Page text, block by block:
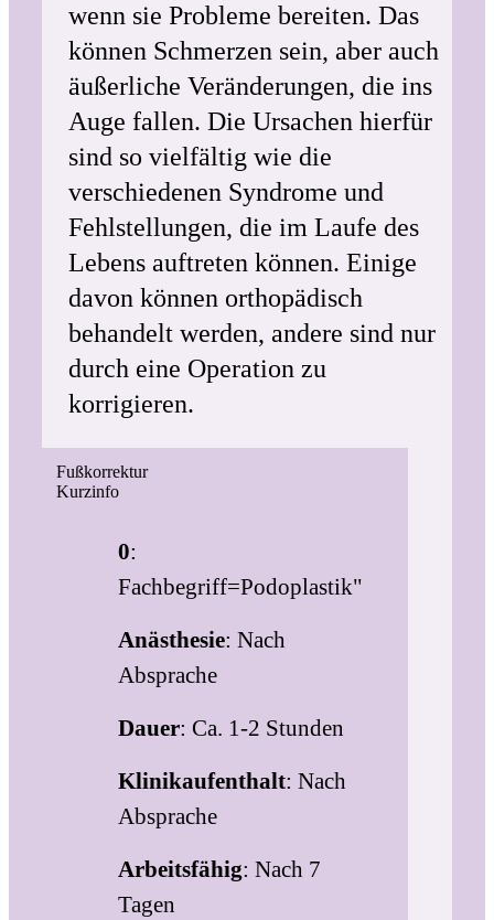
wenn sie Probleme bereiten. Das
können Schmerzen sein, aber auch
äußerliche Veränderungen, die ins
Auge fallen. Die Ursachen hierfür
sind so vielfältig wie die
verschiedenen Syndrome und
Fehlstellungen, die im Laufe des
Lebens auftreten können. Einige
davon können orthopädisch
behandelt werden, andere sind nur
durch eine Operation zu
korrigieren.
Fußkorrektur
Kurzinfo
0:
Fachbegriff=Podoplastik"
Anästhesie: Nach
Absprache
Dauer: Ca. 1-2 Stunden
Klinikaufenthalt: Nach
Absprache
Arbeitsfähig: Nach 7
Tagen